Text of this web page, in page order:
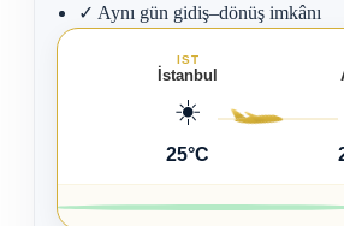
✓ Aynı gün gidiş–dönüş imkânı
IST
İstanbul
☀️
25°C